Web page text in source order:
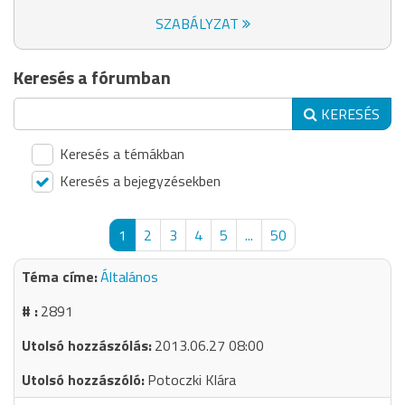
SZABÁLYZAT
Keresés a fórumban
KERESÉS
Keresés a témákban
Keresés a bejegyzésekben
1 2 3 4 5 ...
50
Általános
2891
2013.06.27 08:00
Potoczki Klára